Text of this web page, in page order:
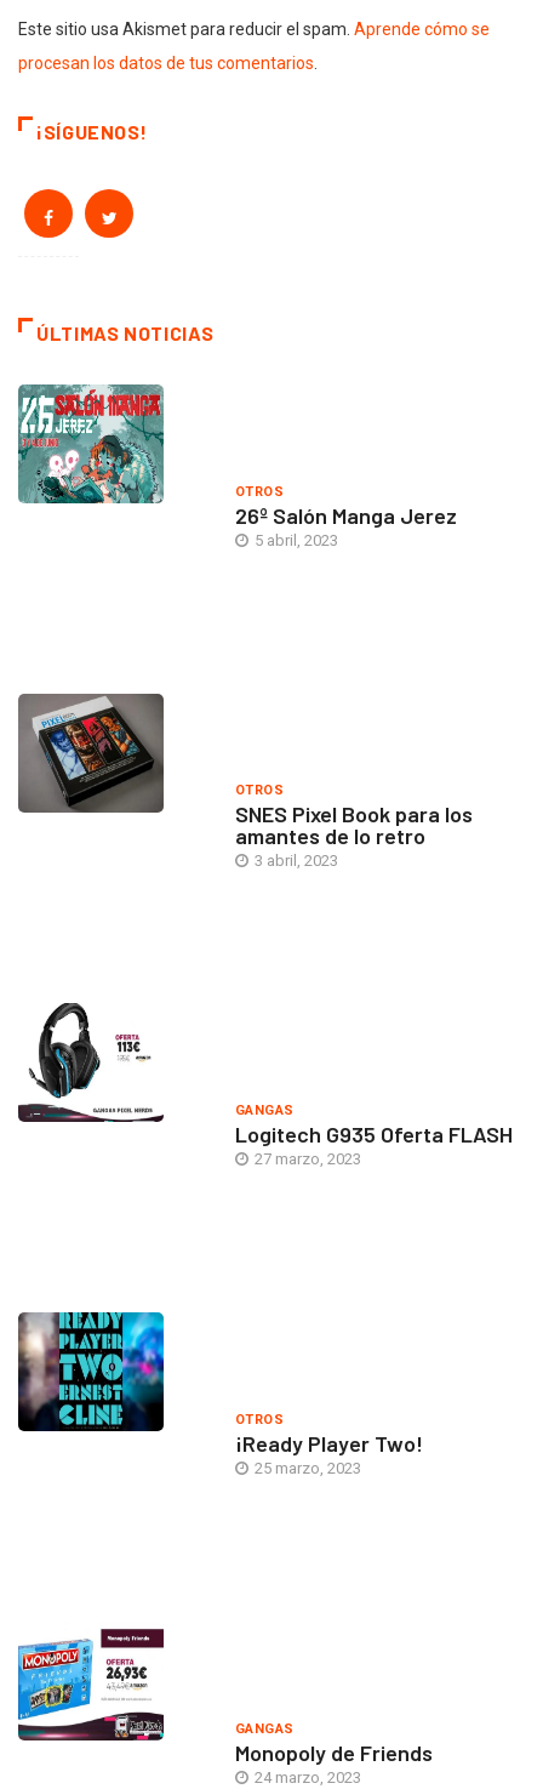
Este sitio usa Akismet para reducir el spam. Aprende cómo se
procesan los datos de tus comentarios
¡SÍGUENOS!
ÚLTIMAS NOTICIAS
OTROS
26º Salón Manga Jerez
5 abril, 2023
OTROS
SNES Pixel Book para los
amantes de lo retro
3 abril, 2023
GANGAS
Logitech G935 Oferta FLASH
27 marzo, 2023
OTROS
¡Ready Player Two!
25 marzo, 2023
GANGAS
Monopoly de Friends
24 marzo, 2023